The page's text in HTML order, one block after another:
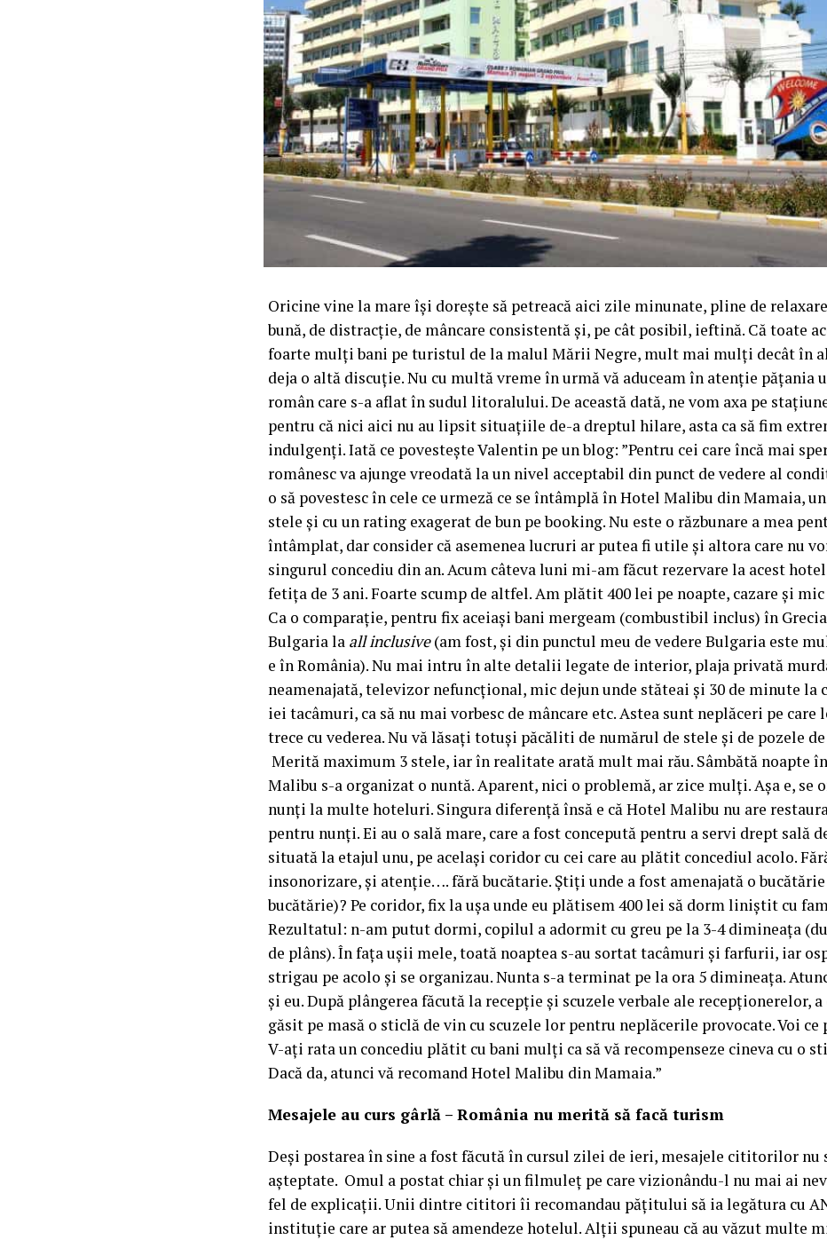
Oricine vine la mare își dorește să petreacă aici zile minunate, pline de
bună, de distracție, de mâncare consistentă și, pe cât posibil, ieftină. Că toate
foarte mulți bani pe turistul de la malul Mării Negre, mult mai mulți decât în
deja o altă discuție. Nu cu multă vreme în urmă vă aduceam în atenție pățania
român care s-a aflat în sudul litoralului. De această dată, ne vom axa pe
pentru că nici aici nu au lipsit situațiile de-a dreptul hilare, asta ca să fim
indulgenți. Iată ce povestește Valentin pe un blog: ”Pentru cei care încă mai
românesc va ajunge vreodată la un nivel acceptabil din punct de vedere al
o să povestesc în cele ce urmeză ce se întâmplă în Hotel Malibu din Mamaia,
stele și cu un rating exagerat de bun pe booking. Nu este o răzbunare a mea
întâmplat, dar consider că asemenea lucruri ar putea fi utile și altora care nu
singurul concediu din an. Acum câteva luni mi-am făcut rezervare la acest
fetița de 3 ani. Foarte scump de altfel. Am plătit 400 lei pe noapte, cazare și
Ca o comparație, pentru fix aceiași bani mergeam (combustibil inclus) în
Bulgaria la all inclusive(am fost, și din punctul meu de vedere Bulgaria este
e în România). Nu mai intru în alte detalii legate de interior, plaja privată
neamenajată, televizor nefuncțional, mic dejun unde stăteai și 30 de minute la
iei tacâmuri, ca să nu mai vorbesc de mâncare etc. Astea sunt neplăceri pe care
trece cu vederea. Nu vă lăsați totuși păcăliti de numărul de stele și de pozele
Merită maximum 3 stele, iar în realitate arată mult mai rău. Sâmbătă noapte
Malibu s-a organizat o nuntă. Aparent, nici o problemă, ar zice mulți. Așa e, se
nunți la multe hoteluri. Singura diferență însă e că Hotel Malibu nu are
pentru nunți. Ei au o sală mare, care a fost concepută pentru a servi drept sală
situată la etajul unu, pe același coridor cu cei care au plătit concediul acolo.
insonorizare, și atenție…. fără bucătarie. Știți unde a fost amenajată o
bucătărie)? Pe coridor, fix la ușa unde eu plătisem 400 lei să dorm liniștit cu
Rezultatul: n-am putut dormi, copilul a adormit cu greu pe la 3-4 dimineața
de plâns). În fața ușii mele, toată noaptea s-au sortat tacâmuri și farfurii, iar
strigau pe acolo și se organizau. Nunta s-a terminat pe la ora 5 dimineața.
și eu. După plângerea făcută la recepție și scuzele verbale ale recepționerelor,
găsit pe masă o sticlă de vin cu scuzele lor pentru neplăcerile provocate. Voi ce
V-ați rata un concediu plătit cu bani mulți ca să vă recompenseze cineva cu o
Dacă da, atunci vă recomand Hotel Malibu din Mamaia.”
Mesajele au curs gârlă – România nu merită să facă turism
Deși postarea în sine a fost făcută în cursul zilei de ieri, mesajele cititorilor nu
așteptate. Omul a postat chiar și un filmuleț pe care vizionându-l nu mai ai
fel de explicații. Unii dintre cititori îi recomandau pățitului să ia legătura cu
instituție care ar putea să amendeze hotelul. Alții spuneau că au văzut multe